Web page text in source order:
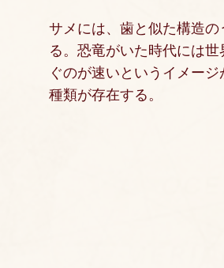
サメには、歯と似た構造
る。恐竜がいた時代には
ぐのが速いというイメー
種類が存在する。